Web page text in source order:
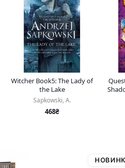
Witcher Book5: The Lady of
the Lake
Sapkowski, A.
468₴